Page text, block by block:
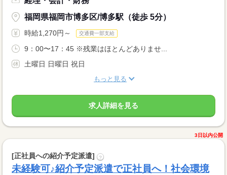
福岡県福岡市博多区/博多駅（徒歩 5分）
時給1,270円～ 交通費一部支給
9：00〜17：45 ※残業はほとんどありませ...
土曜日 日曜日 祝日
もっと見る
求人詳細を見る
3日以内公開
[正社員への紹介予定派遣] ?
未経験可♪紹介予定派遣で正社員へ！社会環境